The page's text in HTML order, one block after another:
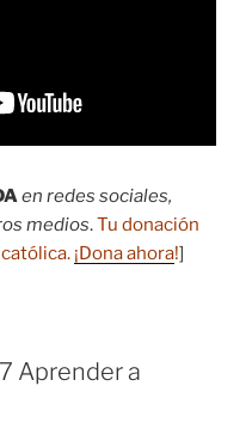
en redes sociales,
medios.Tu donación
¡Dona ahora!]
Aprender a